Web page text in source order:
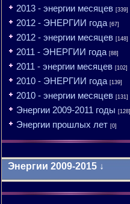
2013 - энергии месяцев [339]
2012 - ЭНЕРГИИ года [67]
2012 - энергии месяцев [148]
2011 - ЭНЕРГИИ года [88]
2011 - энергии месяцев [102]
2010 - ЭНЕРГИИ года [139]
2010 - энергии месяцев [131]
Энергии 2009-2011 годы [128]
Энергии прошлых лет [0]
Энергии 2009-2015 ↓